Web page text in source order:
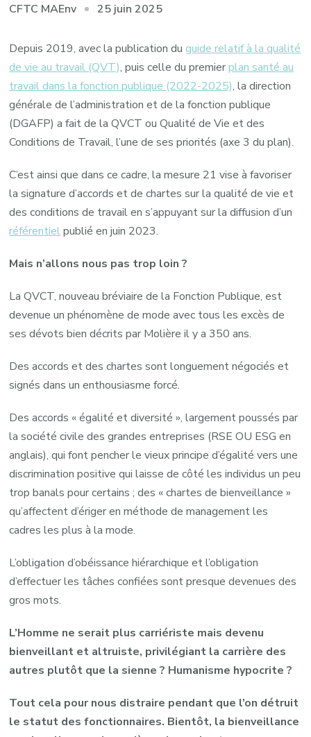
CFTC MAEnv 25 juin 2025
Depuis 2019, avec la publication duguide relatif à la qualité
de vie au travail (QVT), puis celle du premierplan santé au
travail dans la fonction publique (2022-2025), la direction
générale de l’administration et de la fonction publique
(DGAFP) a fait de la QVCT ou Qualité de Vie et des
Conditions de Travail, l’une de ses priorités (axe 3 du plan).
C’est ainsi que dans ce cadre, la mesure 21 vise à favoriser
la signature d’accords et de chartes sur la qualité de vie et
des conditions de travail en s’appuyant sur la diffusion d’un
référentielpublié en juin 2023.
Mais n’allons nous pas trop loin ?
La QVCT, nouveau bréviaire de la Fonction Publique, est
devenue un phénomène de mode avec tous les excès de
ses dévots bien décrits par Molière il y a 350 ans.
Des accords et des chartes sont longuement négociés et
signés dans un enthousiasme forcé.
Des accords « égalité et diversité », largement poussés par
la société civile des grandes entreprises (RSE OU ESG en
anglais), qui font pencher le vieux principe d’égalité vers une
discrimination positive qui laisse de côté les individus un peu
trop banals pour certains ; des « chartes de bienveillance »
qu’affectent d’ériger en méthode de management les
cadres les plus à la mode.
L’obligation d’obéissance hiérarchique et l’obligation
d’effectuer les tâches confiées sont presque devenues des
gros mots.
L’Homme ne serait plus carriériste mais devenu
bienveillant et altruiste, privilégiant la carrière des
autres plutôt que la sienne ? Humanisme hypocrite ?
Tout cela pour nous distraire pendant que l’on détruit
le statut des fonctionnaires. Bientôt, la bienveillance